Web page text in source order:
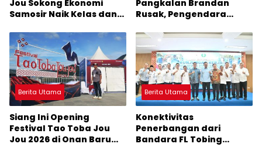
Jou Sokong Ekonomi
Samosir Naik Kelas dan
Sumber Pertumbuhan
Ekonomi Baru
Pangkalan Brandan
Rusak, Pengendara
Berita Utama
Siang Ini Opening
Festival Tao Toba Jou
Jou 2026 di Onan Baru
Berita Utama
Konektivitas
Penerbangan dari
Bandara FL Tobing